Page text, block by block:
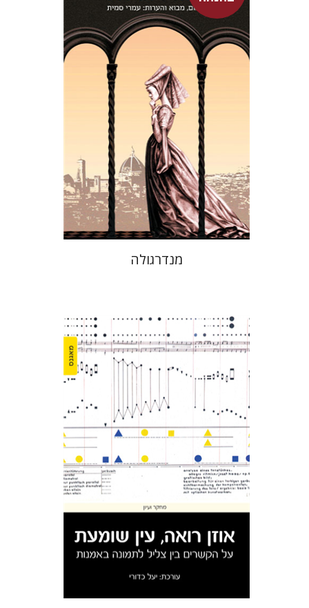
עמרי סמית
עכשיו בהנחה
$28
$20
מנדרגולה
הנחת אתר ספר מודפס
$35
$32